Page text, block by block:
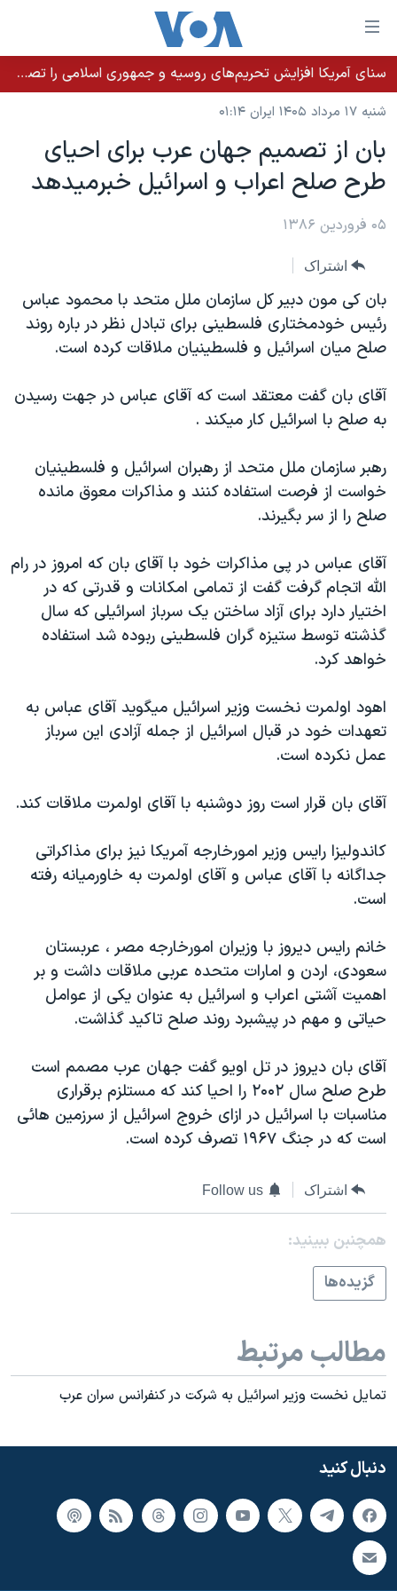
لینکهای
قابل
دسترسی
جهش
محتوای
اصلی
جهش
به
اصلی
جهش
به
جستجو
خانه
نسخه سبک وب‌سایت
موضوع ها
ایران
آمریکا
گزیده‌ها
ویژه برنامه‌ها
فرهنگ و زندگی
اقتصادی
علم و فناوری
گالری عکس
آرشیو پخش زنده
برنامه های تلویزیونی
جدول برنامه ها
صفحه‌های ویژه
عملیات خشم حماسی
۲۵۰سالگی آمریکا
مستندها
حمله جمهوری اسلامی به اسرائیل
رمز مهسا
اعتراضات زن، زندگی، آزادی
مجموعه مستندهای دادخواهی
تریبونال مردمی آبان ۹۸
دادگاه حمید نوری
چهل سال گروگان‌گیری
قانون شفافیت دارائی کادر رهبری ایران
اعتراضات مردمی آبان ۹۸
اسرائیل در جنگ
همایش محافظه‌کاران آمریکا «سی‌پک»
صفحه‌های ویژه
فرکانس‌های صدای آمریکا
پخش رادیویی
یادگیری زبان انگلیسی
دنبال کنید
سنای آمریکا افزایش تحریم‌های روسیه و جمهوری اسلامی را تصویب کرد؛ زلنسکی از این اقدام تشکر کرد
شنبه ۱۷ مرداد ۱۴۰۵ ایران ۰۱:۱۴
بان از تصميم جهان عرب برای احيای
طرح صلح اعراب و اسرائيل خبرميدهد
۰۵ فروردین ۱۳۸۶
اشتراک
بان کی مون دبير کل سازمان ملل متحد با محمود عباس
رئيس خودمختاری فلسطينی برای تبادل نظر در باره روند
صلح ميان اسرائيل و فلسطينيان ملاقات کرده است.
آقای بان گفت معتقد است که آقای عباس در جهت رسيدن
به صلح با اسرائيل کار ميکند .
رهبر سازمان ملل متحد از رهبران اسرائيل و فلسطينيان
خواست از فرصت استفاده کنند و مذاکرات معوق مانده
صلح را از سر بگيرند.
آقای عباس در پی مذاکرات خود با آقای بان که امروز در رام
الله اتجام گرفت گفت از تمامی امکانات و قدرتی که در
اختيار دارد برای آزاد ساختن يک سرباز اسرائيلی که سال
گذشته توسط ستيزه گران فلسطينی ربوده شد استفاده
خواهد کرد.
اهود اولمرت نخست وزير اسرائيل ميگويد آقای عباس به
تعهدات خود در قبال اسرائيل از جمله آزادی اين سرباز
عمل نکرده است.
آقای بان قرار است روز دوشنبه با آقای اولمرت ملاقات کند.
کاندوليزا رايس وزير امورخارجه آمريکا نيز برای مذاکراتی
جداگانه با آقای عباس و آقای اولمرت به خاورميانه رفته
است.
خانم رايس ديروز با وزيران امورخارجه مصر ، عربستان
سعودی، اردن و امارات متحده عربی ملاقات داشت و بر
اهميت آشتی اعراب و اسرائيل به عنوان يکی از عوامل
حياتی و مهم در پيشبرد روند صلح تاکيد گذاشت.
آقای بان ديروز در تل اويو گفت جهان عرب مصمم است
طرح صلح سال ۲۰۰۲ را احيا کند که مستلزم برقراری
مناسبات با اسرائيل در ازای خروج اسرائيل از سرزمين هائی
است که در جنگ ۱۹۶۷ تصرف کرده است.
اشتراک Follow us
همچنبن ببینید:
گزيده‌ها
مطالب مرتبط
تمايل نخست وزير اسرائيل به شرکت در کنفرانس سران عرب
دنبال کنید